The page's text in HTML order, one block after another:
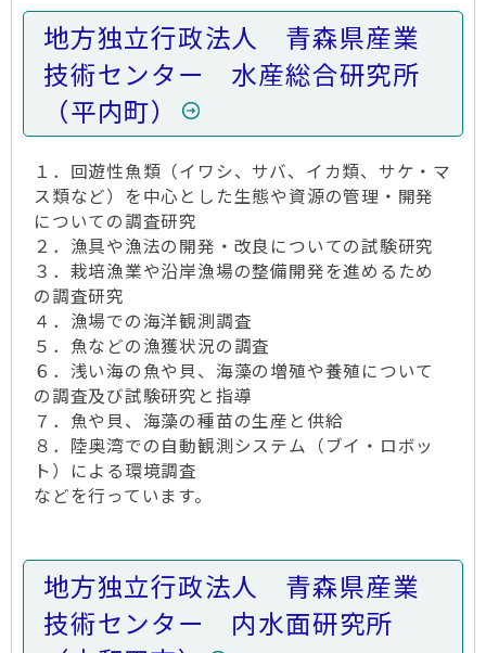
地方独立行政法人 青森県産業
技術センター 水産総合研究所
（平内町）
１．回遊性魚類（イワシ、サバ、イカ類、サケ・マ
ス類など）を中心とした生態や資源の管理・開発
についての調査研究
２．漁具や漁法の開発・改良についての試験研究
３．栽培漁業や沿岸漁場の整備開発を進めるため
の調査研究
４．漁場での海洋観測調査
５．魚などの漁獲状況の調査
６．浅い海の魚や貝、海藻の増殖や養殖について
の調査及び試験研究と指導
７．魚や貝、海藻の種苗の生産と供給
８．陸奥湾での自動観測システム（ブイ・ロボッ
ト）による環境調査
などを行っています。
地方独立行政法人 青森県産業
技術センター 内水面研究所